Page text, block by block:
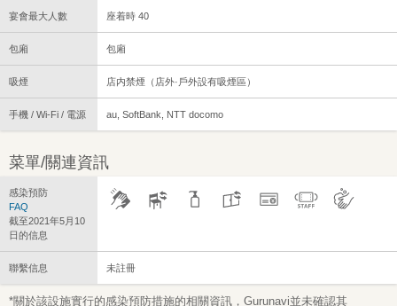
宴會最大人數 座着時 40
包廂 包廂
吸煙 店内禁煙（店外·戶外設有吸煙區）
手機 / Wi-Fi / 電源 au, SoftBank, NTT docomo
菜單/關連資訊
感染預防
FAQ
截至2021年5月10
日的信息
聯繫信息 未註冊
*關於該設施實行的感染預防措施的相關資訊，Gurunavi並未確認其